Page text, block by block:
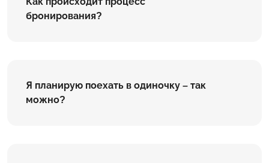
бронирования?
Я планирую поехать в одиночку – так
можно?